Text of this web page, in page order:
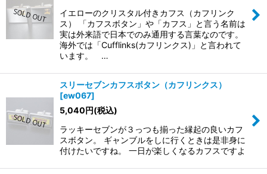
イエローのクリスタル付きカフス（カフリンク
ス） 「カフスボタン」や「カフス」と言う名前は
実は外来語で日本でのみ通用する言葉なのです。
海外では「Cufflinks(カフリンクス)」と言われて
います。 …
スリーセブンカフスボタン（カフリンクス）
[ew067]
5,040円(税込)
ラッキーセブンが３っつも揃った縁起の良いカフ
スボタン。 ギャンブルをしに行くときは是非身に
付けたいですね。 一日が楽しくなるカフスですよ